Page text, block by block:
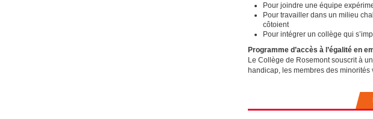
Pour joindre une équipe
Pour travailler dans un milieu
côtoient
Pour intégrer un collège qui
Programme d’accès à l’égalité en
Le Collège de Rosemont souscrit à
handicap, les membres des